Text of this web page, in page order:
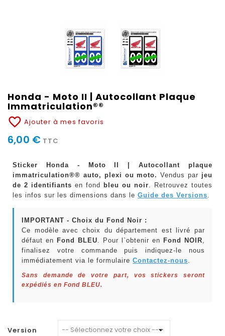
Honda - Moto II | Autocollant Plaque
Immatriculation®®
favorite_border Ajouter à mes favoris
6,00 € TTC
Sticker Honda - Moto II | Autocollant plaque
immatriculation®® auto, plexi ou moto. Vendus par jeu
de 2 identifiants en fond bleu ou noir. Retrouvez toutes
les infos sur les dimensions dans le Guide des Versions.
IMPORTANT - Choix du Fond Noir :
Ce modèle avec choix du département est livré par
défaut en Fond BLEU. Pour l`obtenir en Fond NOIR,
finalisez votre commande puis indiquez-le nous
immédiatement via le formulaire Contactez-nous.
Sans demande de votre part, vos stickers seront
expédiés en Fond BLEU.
Version